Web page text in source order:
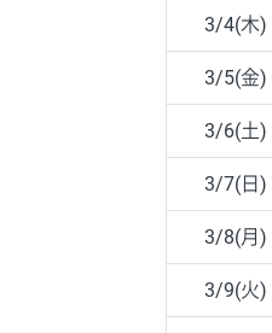
3/4(木)
3/5(金)
3/6(土)
3/7(日)
3/8(月)
3/9(火)